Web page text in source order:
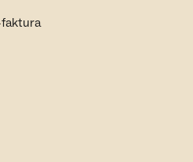
faktura